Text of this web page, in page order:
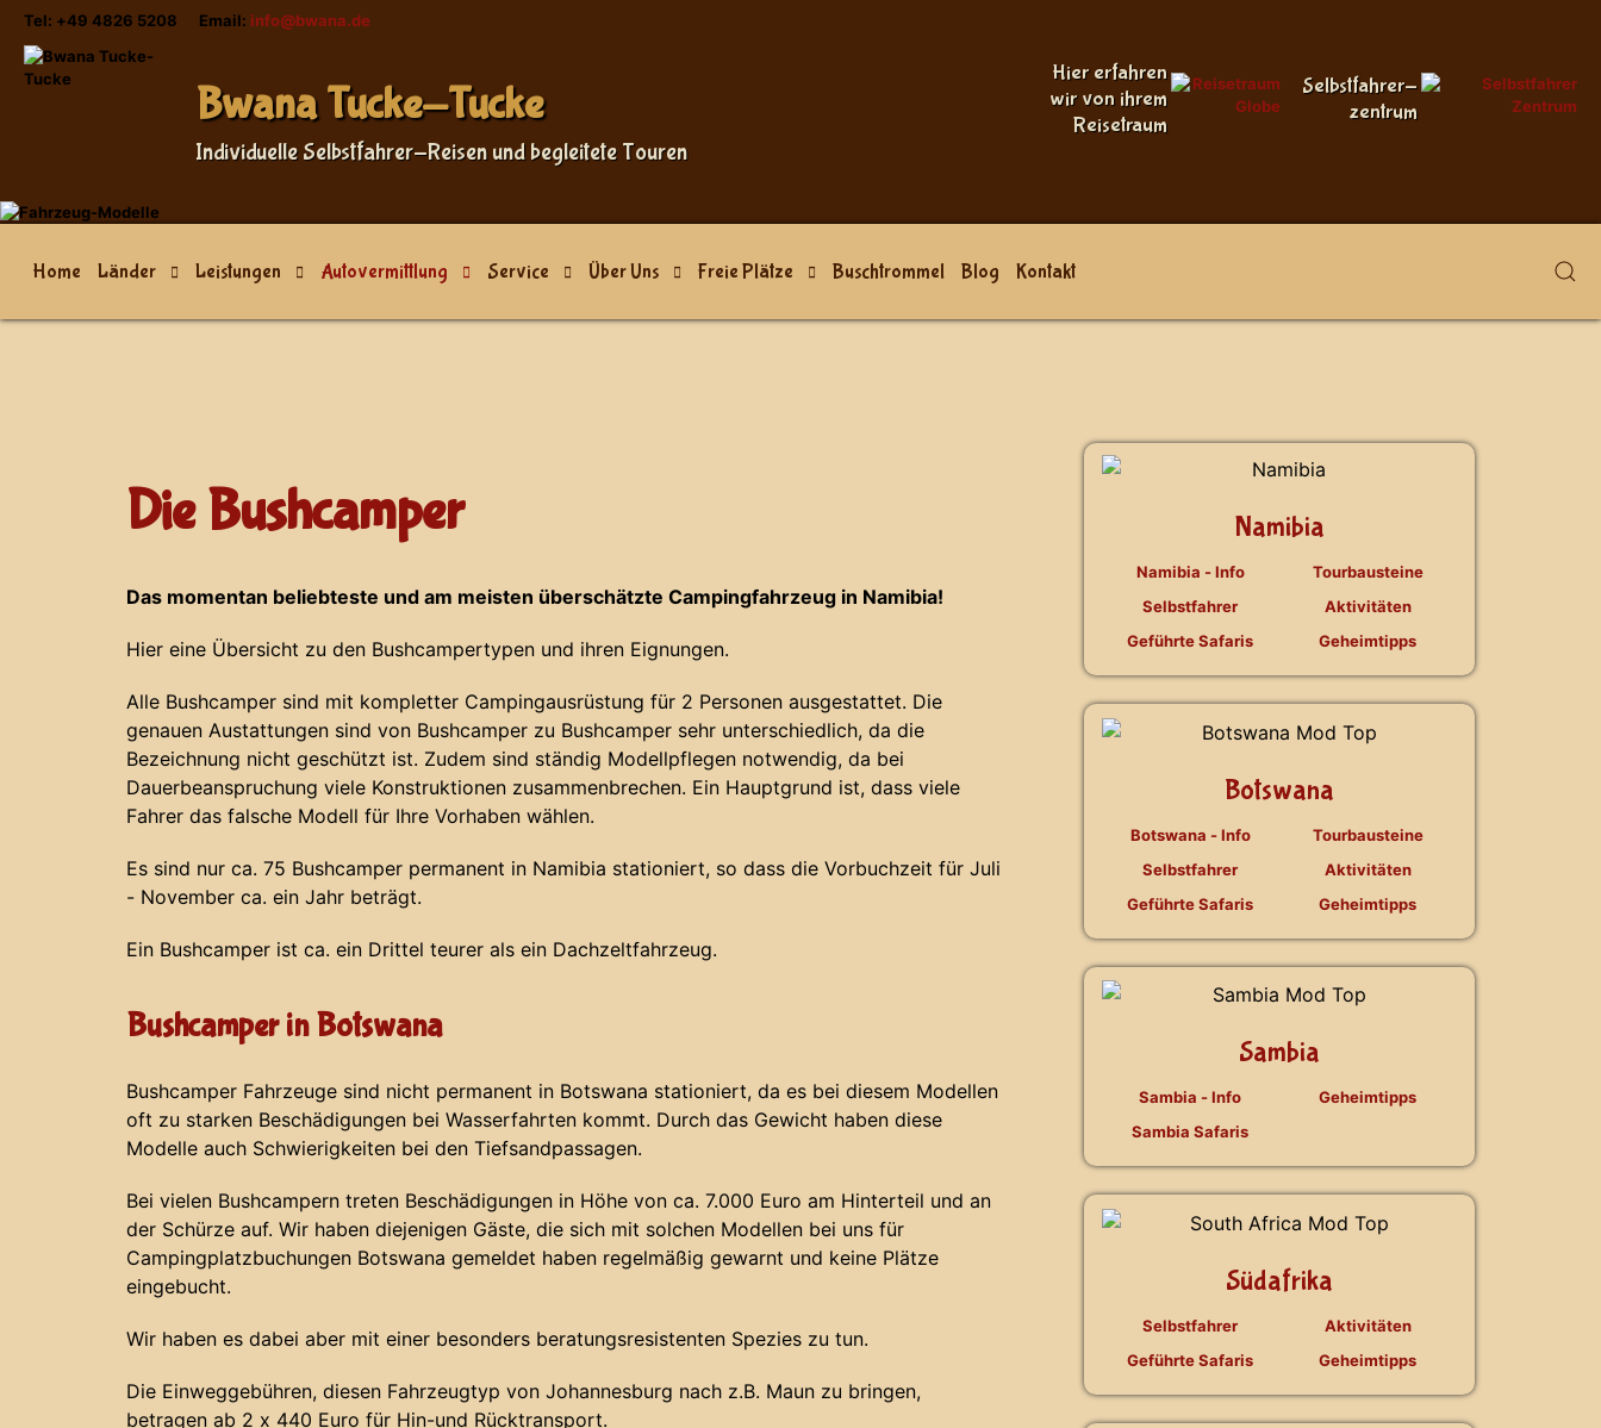
Tel: +49 4826 5208 Email: info@bwana.de
Bwana Tucke-Tucke
Individuelle Selbstfahrer-Reisen und begleitete Touren
Hier erfahren
wir von ihrem
Reisetraum
Selbstfahrer-
zentrum
Home Länder Leistungen Autovermittlung Service Über Uns Freie Plätze Buschtrommel Blog Kontakt
Die Bushcamper
Das momentan beliebteste und am meisten überschätzte Campingfahrzeug in Namibia!
Hier eine Übersicht zu den Bushcampertypen und ihren Eignungen.
Alle Bushcamper sind mit kompletter Campingausrüstung für 2 Personen ausgestattet. Die
genauen Austattungen sind von Bushcamper zu Bushcamper sehr unterschiedlich, da die
Bezeichnung nicht geschützt ist. Zudem sind ständig Modellpflegen notwendig, da bei
Dauerbeanspruchung viele Konstruktionen zusammenbrechen. Ein Hauptgrund ist, dass viele
Fahrer das falsche Modell für Ihre Vorhaben wählen.
Es sind nur ca. 75 Bushcamper permanent in Namibia stationiert, so dass die Vorbuchzeit für Juli
- November ca. ein Jahr beträgt.
Ein Bushcamper ist ca. ein Drittel teurer als ein Dachzeltfahrzeug.
Bushcamper in Botswana
Bushcamper Fahrzeuge sind nicht permanent in Botswana stationiert, da es bei diesem Modellen
oft zu starken Beschädigungen bei Wasserfahrten kommt. Durch das Gewicht haben diese
Modelle auch Schwierigkeiten bei den Tiefsandpassagen.
Bei vielen Bushcampern treten Beschädigungen in Höhe von ca. 7.000 Euro am Hinterteil und an
der Schürze auf. Wir haben diejenigen Gäste, die sich mit solchen Modellen bei uns für
Campingplatzbuchungen Botswana gemeldet haben regelmäßig gewarnt und keine Plätze
eingebucht.
Wir haben es dabei aber mit einer besonders beratungsresistenten Spezies zu tun.
Die Einweggebühren, diesen Fahrzeugtyp von Johannesburg nach z.B. Maun zu bringen,
betragen ab 2 x 440 Euro für Hin-und Rücktransport.
Namibia
Namibia - Info
Selbstfahrer
Geführte Safaris
Tourbausteine
Aktivitäten
Geheimtipps
Botswana
Botswana - Info
Selbstfahrer
Geführte Safaris
Tourbausteine
Aktivitäten
Geheimtipps
Sambia
Sambia - Info
Sambia Safaris
Geheimtipps
Südafrika
Selbstfahrer
Geführte Safaris
Aktivitäten
Geheimtipps